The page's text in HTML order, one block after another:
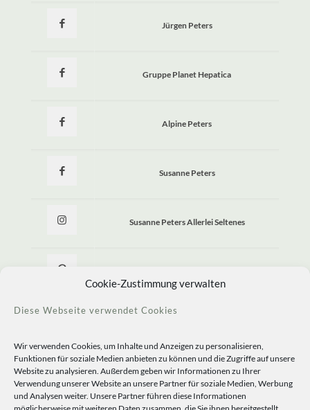
Cookie-Zustimmung verwalten
Diese Webseite verwendet Cookies
Wir verwenden Cookies, um Inhalte und Anzeigen zu personalisieren,
Funktionen für soziale Medien anbieten zu können und die Zugriffe auf unsere
Website zu analysieren. Außerdem geben wir Informationen zu Ihrer
Verwendung unserer Website an unsere Partner für soziale Medien, Werbung
und Analysen weiter. Unsere Partner führen diese Informationen
Jürgen Peters
Gruppe Planet Hepatica
Alpine Peters
Susanne Peters
Susanne Peters Allerlei Seltenes